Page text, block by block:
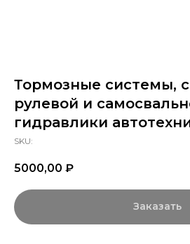
Тормозные системы,
рулевой и
гидравлики
SKU:
5000,00 ₽
Заказать